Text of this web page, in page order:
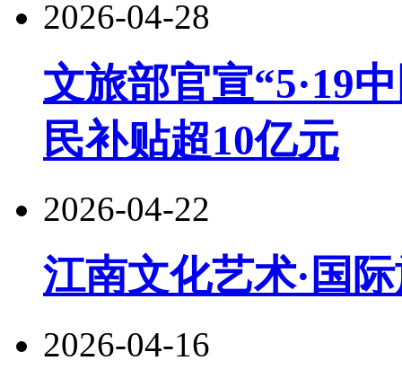
2026-04-28
文旅部官宣“5·19
民补贴超10亿元
2026-04-22
江南文化艺术·国
2026-04-16